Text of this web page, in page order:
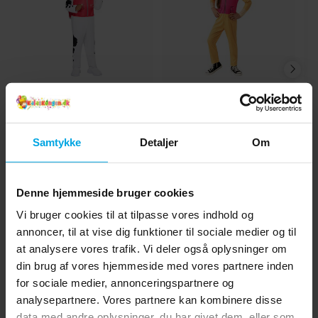
Samtykke Detaljer Om
Denne hjemmeside bruger cookies
Vi bruger cookies til at tilpasse vores indhold og
annoncer, til at vise dig funktioner til sociale medier og til
at analysere vores trafik. Vi deler også oplysninger om
din brug af vores hjemmeside med vores partnere inden
for sociale medier, annonceringspartnere og
analysepartnere. Vores partnere kan kombinere disse
Paw Patrol Marshall
Kostume Deluxe 2-3 år
Pris:
289 kr.
KØB
Paw Patrol Skye
Kostume 3-4 år
189 kr.
KØB
Andre købte også